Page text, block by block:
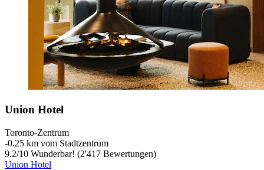
Union Hotel
Toronto-Zentrum
‐0.25 km vom Stadtzentrum
9.2/10 Wunderbar! (2'417 Bewertungen)
Union Hotel